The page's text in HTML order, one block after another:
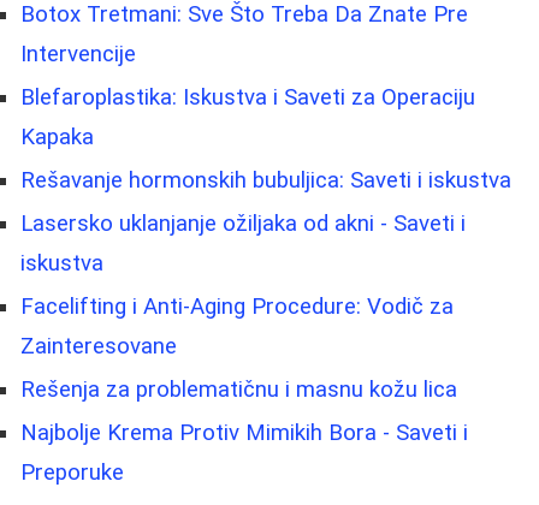
Botox Tretmani: Sve Što Treba Da Znate Pre
Intervencije
Blefaroplastika: Iskustva i Saveti za Operaciju
Kapaka
Rešavanje hormonskih bubuljica: Saveti i iskustva
Lasersko uklanjanje ožiljaka od akni - Saveti i
iskustva
Facelifting i Anti-Aging Procedure: Vodič za
Zainteresovane
Rešenja za problematičnu i masnu kožu lica
Najbolje Krema Protiv Mimikih Bora - Saveti i
Preporuke